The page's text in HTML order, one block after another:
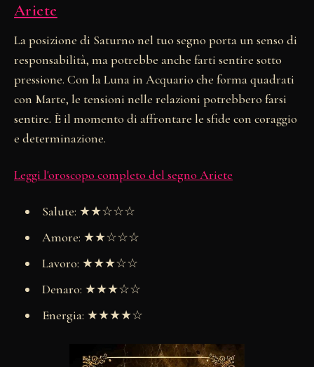
Ariete
La posizione di Saturno nel tuo segno porta un senso di
responsabilità, ma potrebbe anche farti sentire sotto
pressione. Con la Luna in Acquario che forma quadrati
con Marte, le tensioni nelle relazioni potrebbero farsi
sentire. È il momento di affrontare le sfide con coraggio
e determinazione.
Leggi l'oroscopo completo del segno Ariete
Salute: ★★☆☆☆
Amore: ★★☆☆☆
Lavoro: ★★★☆☆
Denaro: ★★★☆☆
Energia: ★★★★☆